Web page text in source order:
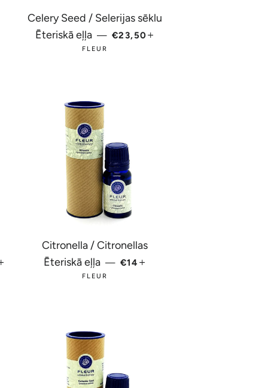
Celery Seed / Selerijas sēklu
Ēteriskā eļļa — PARASTĀ CENA
€23,50
FLEUR
CENA
Citronella / Citronellas
Ēteriskā eļļa — PARASTĀ CENA
€14
FLEUR